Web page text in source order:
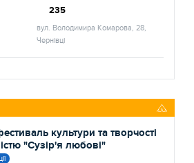
235
вул. Володимира Комарова, 28,
Чернівці
культури та творчості
"Сузір'я любові"